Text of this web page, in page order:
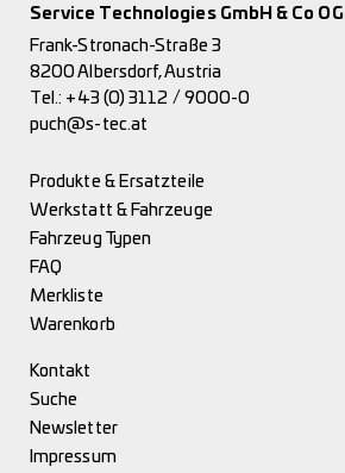
Service Technologies GmbH & Co OG
Frank-Stronach-Straße 3
8200 Albersdorf, Austria
Tel.: +43 (0) 3112 / 9000-0
puch@s-tec.at
Produkte & Ersatzteile
Werkstatt & Fahrzeuge
Fahrzeug Typen
FAQ
Merkliste
Warenkorb
Kontakt
Suche
Newsletter
Impressum